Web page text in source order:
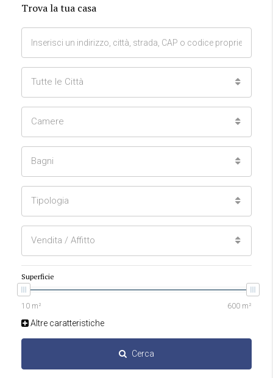
Trova la tua casa
Tutte le Città
Camere
Bagni
Tipologia
Vendita / Affitto
Superficie
Altre caratteristiche
Cerca